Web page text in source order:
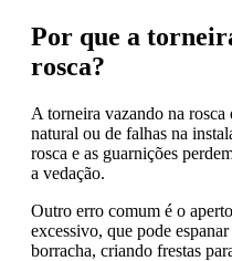
Por que a
rosca?
A torneira vazando na rosca
natural ou de falhas na
rosca e as guarnições
a vedação.
Outro erro comum é o
excessivo, que pode
borracha, criando frestas